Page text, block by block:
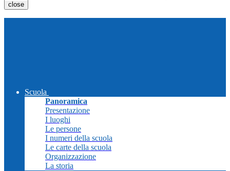
close
Scuola
Panoramica
Presentazione
I luoghi
Le persone
I numeri della scuola
Le carte della scuola
Organizzazione
La storia